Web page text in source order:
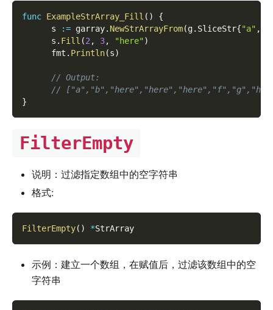
func ExampleStrArray_Fill ( )
{
      s
:= garray. NewStrArrayFrom(g. SliceStr{"a" ,
      s
. Fill (2, 3, "here")
      fmt
. Println(s)
// Output:
// ["a","b","here","here","here","f","g","h"]
}
FilterEmpty
说明：过滤指定数组中的空字符串
格式:
FilterEmpty( ) *StrArray
示例：建立一个数组，在赋值后，过滤该数组中的空
字符串